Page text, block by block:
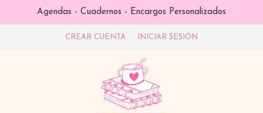
Agendas - Cuadernos - Encargos Personalizados
CREAR CUENTA INICIAR SESIÓN